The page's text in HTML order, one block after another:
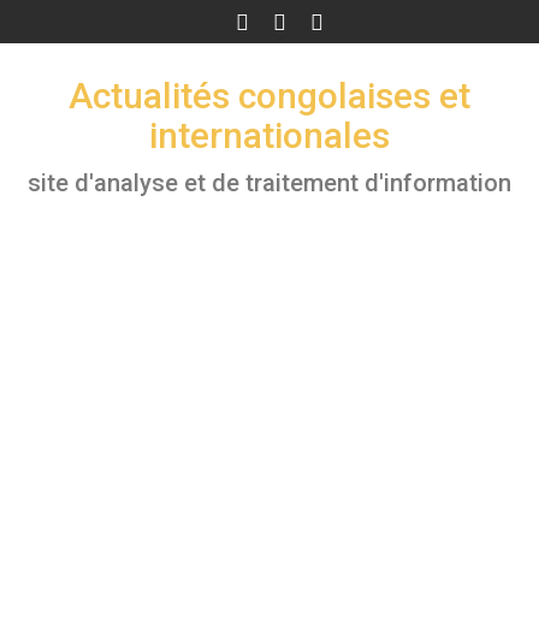
to
Actualités congolaises et
internationales
site d'analyse et de traitement d'information